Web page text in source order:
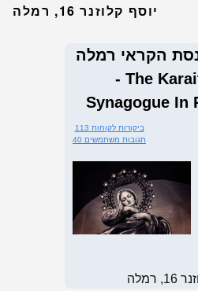
יוסף קלוזנר 16, רמלה
הקראי רמלה
- The
Synagogue In
113 ביקורות לקוחות
40 תגובות משתמשים
רמלה